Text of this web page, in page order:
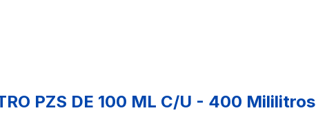
PZS DE 100 ML C/U - 400 Mililitros